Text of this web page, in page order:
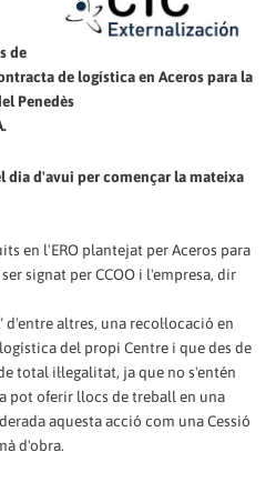
de
de logística en Aceros para la
Penedès
dia d'avui per començar la mateixa
en l'ERO plantejat per Aceros para
signat per CCOO i l'empresa, dir
altres, una recol·locació en
del propi Centre i que des de
total il·legalitat, ja que no s'entén
pot oferir llocs de treball en una
aquesta acció com una Cessió
d'obra.